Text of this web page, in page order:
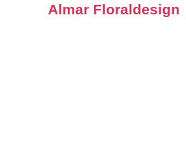
Almar Floraldesign